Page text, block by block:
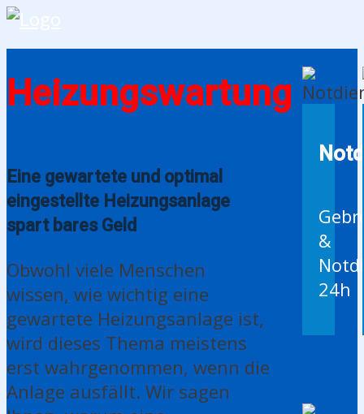
&
24h
Heizungswartung
Eine gewartete und optimal
eingestellte Heizungsanlage
spart bares Geld
Obwohl viele Menschen
wissen, wie wichtig eine
gewartete Heizungsanlage ist,
wird dieses Thema meistens
erst wahrgenommen, wenn die
Anlage ausfällt. Wir sagen